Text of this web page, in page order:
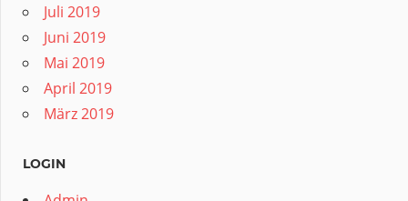
Juli 2019
Juni 2019
Mai 2019
April 2019
März 2019
LOGIN